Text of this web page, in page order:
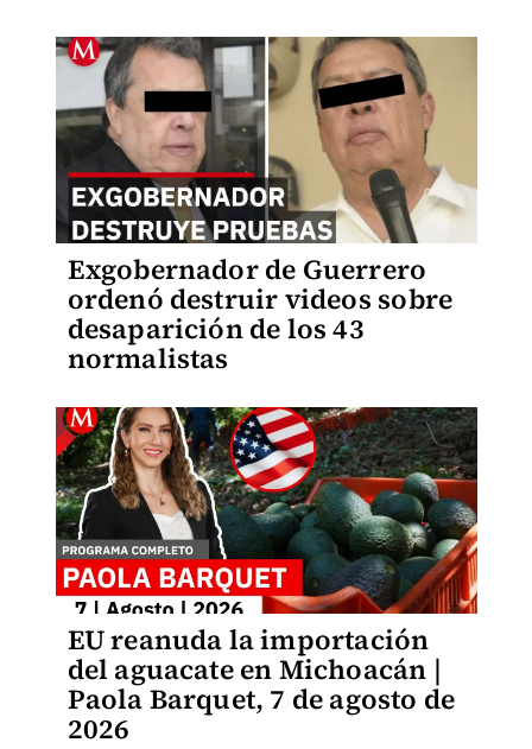
Exgobernador de Guerrero
ordenó destruir videos sobre
desaparición de los 43
normalistas
EU reanuda la importación
del aguacate en Michoacán |
Paola Barquet, 7 de agosto de
2026